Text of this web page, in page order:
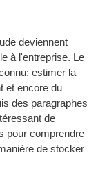
deviennent
à l'entreprise. Le
estimer la
et encore du
des paragraphes
de
pour comprendre
de stocker